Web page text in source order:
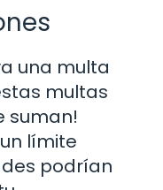
una multa
multas
suman!
límite
podrían